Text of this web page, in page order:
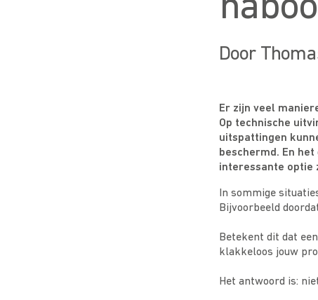
Door
Er zijn veel
Op technische
uitspattingen
beschermd. En het
interessante optie
In sommige
Bijvoorbeeld
Betekent dit dat
klakkeloos jouw
Het antwoord is: